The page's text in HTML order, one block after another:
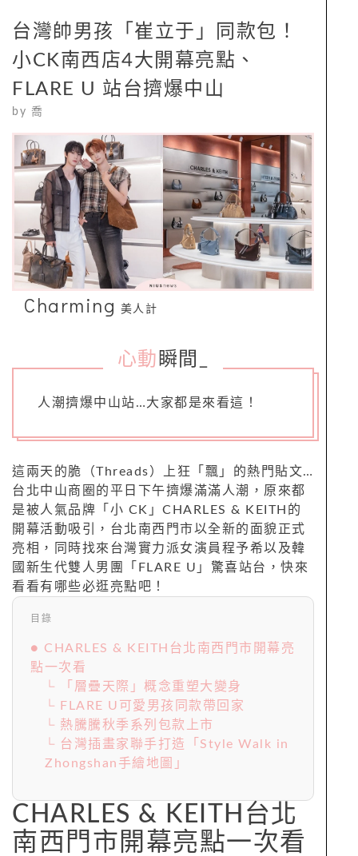
台灣帥男孩「崔立于」同款包！
小CK南西店4大開幕亮點、
FLARE U 站台擠爆中山
by 喬
Charming 美人計
心動 瞬間
人潮擠爆中山站…大家都是來看這！
這兩天的脆（Threads）上狂「飄」的熱門貼文…
台北中山商圈的平日下午擠爆滿滿人潮，原來都
是被人氣品牌「小 CK」CHARLES & KEITH的
開幕活動吸引，台北南西門市以全新的面貌正式
亮相，同時找來台灣實力派女演員程予希以及韓
國新生代雙人男團「FLARE U」驚喜站台，快來
看看有哪些必逛亮點吧！
目錄
● CHARLES & KEITH台北南西門市開幕亮
點一次看
└ 「層疊天際」概念重塑大變身
└ FLARE U可愛男孩同款帶回家
└ 熱騰騰秋季系列包款上市
└ 台灣插畫家聯手打造「Style Walk in
Zhongshan手繪地圖」
CHARLES & KEITH台北
南西門市開幕亮點一次看